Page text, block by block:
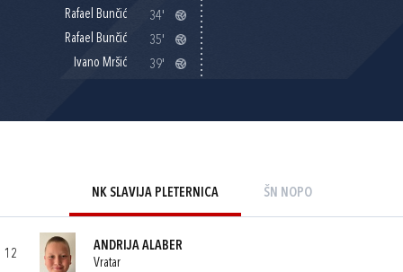
Rafael Bunčić
34'
Rafael Bunčić
35'
Ivano Mršić
39'
NK SLAVIJA PLETERNICA ŠN NOPO
12
ANDRIJA ALABER
Vratar